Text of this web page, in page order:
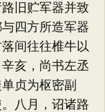
旧贮军器并致
四方所造军器
间往往椎牛以
亥，尚书左丞
贞为枢密副
八月，诏诸路